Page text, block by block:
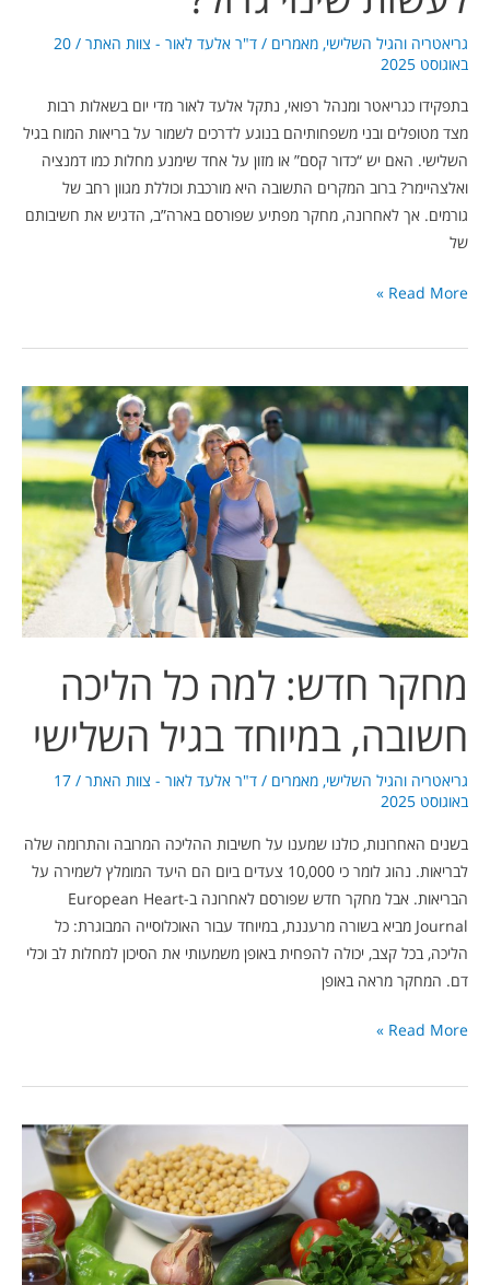
גריאטריה והגיל השלישי, מאמרים / ד"ר אלעד לאור - צוות האתר /
20
באוגוסט 2025
בתפקידו כגריאטר ומנהל רפואי, נתקל אלעד לאור מדי יום בשאלות רבות
מצד מטופלים ובני משפחותיהם בנוגע לדרכים לשמור על בריאות המוח בגיל
השלישי. האם יש “כדור קסם” או מזון על אחד שימנע מחלות כמו דמנציה
ואלצהיימר? ברוב המקרים התשובה היא מורכבת וכוללת מגוון רחב של
גורמים. אך לאחרונה, מחקר מפתיע שפורסם בארה”ב, הדגיש את חשיבותם
של
Read More »
מחקר חדש: למה כל הליכה
חשובה, במיוחד בגיל השלישי
גריאטריה והגיל השלישי, מאמרים / ד"ר אלעד לאור - צוות האתר /
17
באוגוסט 2025
בשנים האחרונות, כולנו שמענו על חשיבות ההליכה המרובה והתרומה שלה
לבריאות. נהוג לומר כי 10,000 צעדים ביום הם היעד המומלץ לשמירה על
הבריאות. אבל מחקר חדש שפורסם לאחרונה ב-European Heart
Journal מביא בשורה מרעננת, במיוחד עבור האוכלוסייה המבוגרת: כל
הליכה, בכל קצב, יכולה להפחית באופן משמעותי את הסיכון למחלות לב וכלי
דם. המחקר מראה באופן
מחקר
חדש:
למה
כל
הליכה
חשובה,
במיוחד
בגיל
השלישי
Read More »
השלישי:
המזונות
שיעשו